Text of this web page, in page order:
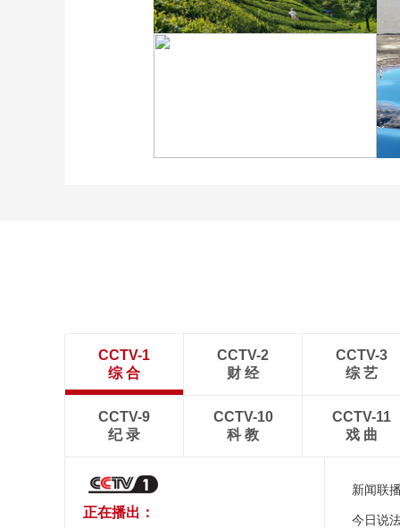
CCTV-1
综 合
CCTV-2
财 经
CCTV-3
综 艺
CCTV-9
纪 录
CCTV-10
科 教
CCTV-11
戏 曲
正在播出：
新闻联
今日说